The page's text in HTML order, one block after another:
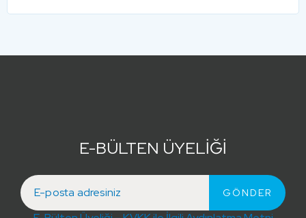
E-BÜLTEN ÜYELİĞİ